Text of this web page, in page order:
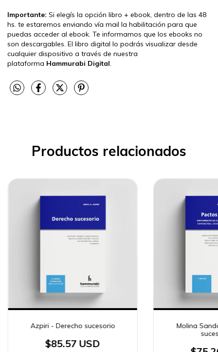
Importante: Si elegís la opción libro + ebook, dentro de las 48
hs. te estaremos enviando vía mail la habilitación para que
puedas acceder al ebook. Te informamos que los ebooks no
son descargables. El libro digital lo podrás visualizar desde
cualquier dispositivo a través de nuestra
plataforma Hammurabi Digital
Productos relacionados
Azpiri - Derecho sucesorio
$85.57 USD
Molina